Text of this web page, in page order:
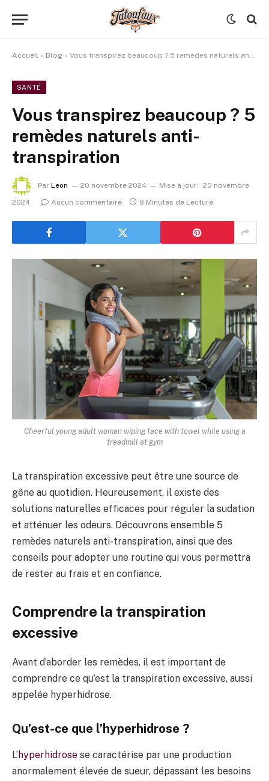
Accueil » Blog » Vous transpirez beaucoup ? 5 remèdes naturels anti-transpiration
SANTÉ
Vous transpirez beaucoup ? 5
remèdes naturels anti-
transpiration
Par Leon 20 novembre 2024 Mise à jour: 20 novembre
2024
Aucun commentaire 8 Minutes de Lecture
Cheerful young adult woman wiping face with towel while using a
treadmill at gym
La transpiration excessive peut être une source de
gêne au quotidien. Heureusement, il existe des
solutions naturelles efficaces pour réguler la sudation
et atténuer les odeurs. Découvrons ensemble 5
remèdes naturels anti-transpiration, ainsi que des
conseils pour adopter une routine qui vous permettra
de rester au frais et en confiance.
Comprendre la transpiration
excessive
Avant d’aborder les remèdes, il est important de
comprendre ce qu’est la transpiration excessive, aussi
appelée hyperhidrose.
Qu’est-ce que l’hyperhidrose ?
L’hyperhidrose se caractérise par une production
anormalement élevée de sueur, dépassant les besoins